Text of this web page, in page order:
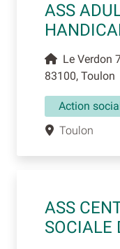
ASS
Le Verdon
83100, Toulon
Action
Toulon
ASS
SOCIALE